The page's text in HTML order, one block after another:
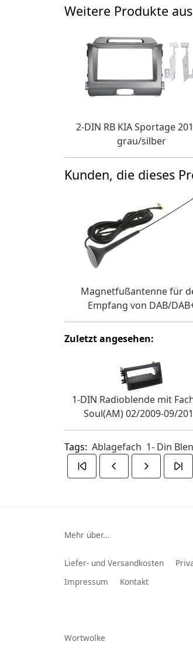
Weitere Produkte
2-DIN RB KIA Sportage
grau/silber
Kunden, die dieses
Magnetfußantenne für
Empfang von DAB/
Zuletzt angesehen:
1-DIN Radioblende mit
Soul(AM) 02/2009-09/
Tags: Ablagefach 1- Din
Mehr über...
Liefer- und Versandkosten
Impressum
Kontakt
Wortwolke